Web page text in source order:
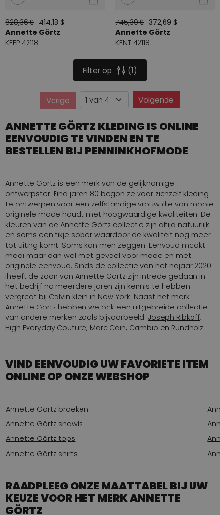
828,36 $ 414,18 $
Annette Görtz
KEEP 42118
745,39 $ 372,69 $
Annette Görtz
KENT 42118
Filter op 1
Vorige
Pagina
Volgende
ANNETTE GÖRTZ KLEDING IS ONLINE
EENVOUDIG TE VINDEN EN TE
BESTELLEN BIJ PENNINKHOFMODE
Annette Görtz is een merk van de gelijknamige
ontwerpster. Eind jaren 80 begon ze voor zichzelf kleding
te ontwerpen voor een zelfstandige vrouw die van mooie
originele mode houdt met hoogwaardige kwaliteiten. De
kleuren van de Annette Görtz collectie zijn altijd natuurlijk
en soms een tikje sober waardoor de kwaliteit nog meer
tot uiting komt. Soms kan men zeggen: Eenvoud maakt
mooi maar dan wel met gevoel voor mode en met
originele eenvoud. Sinds de collectie van het najaar 2020
iheeft de zoon van Annette Görtz zijn intrede gedaan in
het bedrijf na meerdere jaren zijn kennis te hebben
vergroot bij Calvin klein in New York. Naast het merk
Annette Görtz hebben we ook een uitgebreide collectie
van andere merken zoals bijvoorbeeld: Joseph Ribkoff,
High Everyday Couture, Marc Cain, Cambio en Rundholz.
VIND EENVOUDIG UW FAVORIETE ITEM
ONLINE OP ONZE WEBSHOP
Annette Görtz broeken
Annette Görtz shawls
Annette Görtz tops
Annette Görtz shirts
RAADPLEEG ONZE MAATTABEL BIJ UW
KEUZE VOOR HET MERK ANNETTE
GÖRTZ